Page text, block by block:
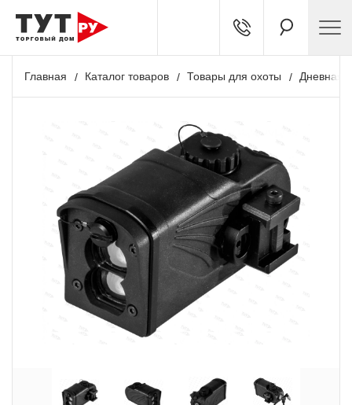
Главная Каталог товаров Товары для охоты Дневная